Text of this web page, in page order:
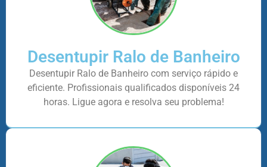
Desentupir Ralo de Banheiro
Desentupir Ralo de Banheiro com serviço rápido e
eficiente. Profissionais qualificados disponíveis 24
horas. Ligue agora e resolva seu problema!